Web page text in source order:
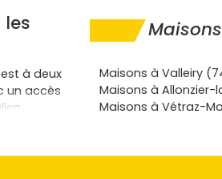
à deux
un accès
clientèle
loisirs au
Maisons à Valleiry
Maisons à
Maisons à Vétraz-